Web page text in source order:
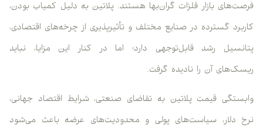
فرصت‌های بازار فلزات گران‌بها هستند. پلاتین به دلیل کمیاب بودن،
کاربرد گسترده در صنایع مختلف و تأثیرپذیری از چرخه‌های اقتصادی،
پتانسیل رشد قابل‌توجهی دارد؛ اما در کنار این مزایا، نباید
ریسک‌های آن را نادیده گرفت.
وابستگی قیمت پلاتین به تقاضای صنعتی، شرایط اقتصاد جهانی،
نرخ دلار، سیاست‌های پولی و محدودیت‌های عرضه باعث می‌شود